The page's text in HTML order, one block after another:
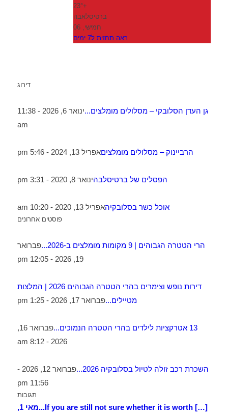
+
23°
ברטיסלאבה
חמישי, 06
ראה תחזית ל7 ימים
דירוג
גן העדן הסלובקי – מסלולים מומלצים...
ינואר 6, 2026 - 11:38
am
הרביינוק – מסלולים מומלציםאפריל 13, 2024 - 5:46 pm
הפסלים של ברטיסלבהינואר 8, 2020 - 3:31 pm
אוכל כשר בסלובקיהאפריל 13, 2020 - 10:20 am
פוסטים אחרונים
הרי הטטרה הגבוהים | 9 מקומות מומלצים ב-2026...
פברואר
19, 2026 - 12:05 pm
דירות נופש וצימרים בהרי הטטרה הגבוהים 2026 | המלצות
מטיילים...פברואר 17, 2026 - 1:25 pm
13 אטרקציות לילדים בהרי הטטרה הנמוכים...
פברואר 16,
2026 - 8:12 am
השכרת רכב זולה לטיול בסלובקיה 2026...
פברואר 12, 2026 -
11:56 pm
תגובות
[…] If you are still not sure whether it is worth...
מאי 1,